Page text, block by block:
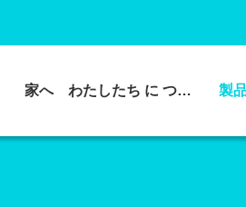
家へ わたしたち に つい て 製